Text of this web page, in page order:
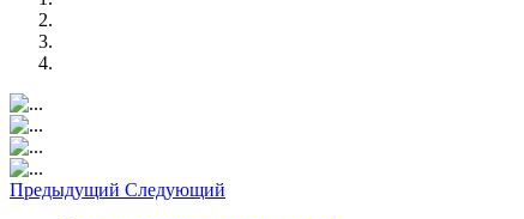
Предыдущий Следующий